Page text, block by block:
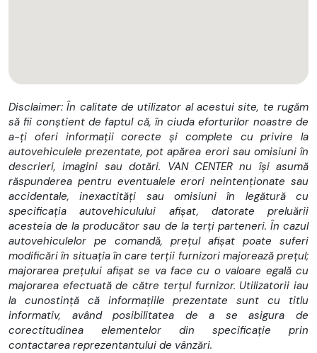
Factura cu TVA DEDUCTIBIL si kilometraj mentionat
Istoric service complet in reprezentanta Ford
Ultima revizie completa efectuata la 160.809 Km /
23.05.2025
Schimb Kit distributie efectuat la 160.809 Km / 23.05.2025
Schimb discuri + placute frana fata si spate efectuat recent
Disclaimer: În calitate de utilizator al acestui site, te rugăm
să fii conștient de faptul că, în ciuda eforturilor noastre de
a-ți oferi informații corecte și complete cu privire la
autovehiculele prezentate, pot apărea erori sau omisiuni în
descrieri, imagini sau dotări. VAN CENTER nu își asumă
răspunderea pentru eventualele erori neintenționate sau
accidentale, inexactități sau omisiuni în legătură cu
specificația autovehiculului afișat, datorate preluării
acesteia de la producător sau de la terți parteneri. În cazul
autovehiculelor pe comandă, prețul afișat poate suferi
modificări în situația în care terții furnizori majorează prețul;
majorarea prețului afișat se va face cu o valoare egală cu
majorarea efectuată de către terțul furnizor. Utilizatorii iau
la cunostință că informațiile prezentate sunt cu titlu
informativ, având posibilitatea de a se asigura de
corectitudinea elementelor din specificație prin
contactarea reprezentantului de vânzări.